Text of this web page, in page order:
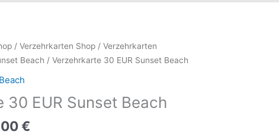
/ Verzehrkarten Shop / Verzehrkarten
Beach / Verzehrkarte 30 EUR Sunset Beach
30 EUR Sunset Beach
€